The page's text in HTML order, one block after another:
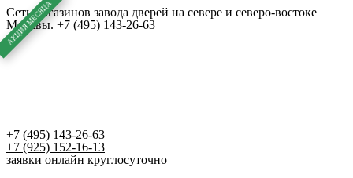
Перейти
к
содержимому
Сеть магазинов завода дверей на севере и северо-востоке
Москвы. +7 (495) 143-26-63
+7 (495) 143-26-63
+7 (925) 152-16-13
заявки онлайн круглосуточно